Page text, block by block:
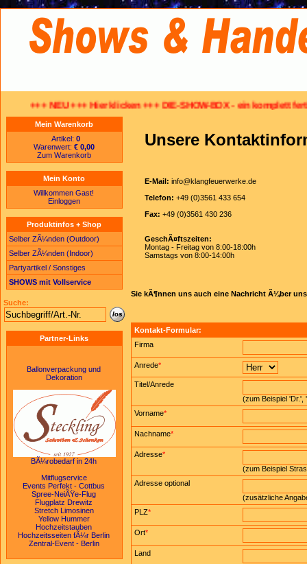
+++ NEU +++ Hier klicken +++ DIE-SHOW-BOX - ein komplett fertig
Mein Warenkorb
Artikel: 0
Warenwert: € 0,00
Zum Warenkorb
Mein Konto
Willkommen Gast!
Einloggen
Produktinfos + Shop
Selber ZÃ¼nden (Outdoor)
Selber ZÃ¼nden (Indoor)
Partyartikel / Sonstiges
SHOWS mit Vollservice
Suche:
Partner-Links
Ballonverpackung und
Dekoration
BÃ¼robedarf in 24h
Mitflugservice
Events Perfekt - Cottbus
Spree-NeiÃŸe-Flug
Flugplatz Drewitz
Stretch Limosinen
Yellow Hummer
Hochzeitstauben
Hochzeitsseiten fÃ¼r Berlin
Zentral-Event - Berlin
Unsere
E-Mail: info@klangfeuerwerke.de
Telefon: +49 (0)3561 433 654
Fax: +49 (0)3561 430 236
GeschÃ¤ftszeiten:
Montag - Freitag von 8:00-18:00h
Samstags von 8:00-14:00h
Sie kÃ¶nnen uns auch eine Nachricht Ã¼ber
Kontakt-Formular:
Firma
Anrede*
Titel/Anrede
(zum Beispiel 'Dr.',
Vorname*
Nachname*
Adresse*
(zum Beispiel
Adresse optional
(zusätzliche
PLZ*
Ort*
Land